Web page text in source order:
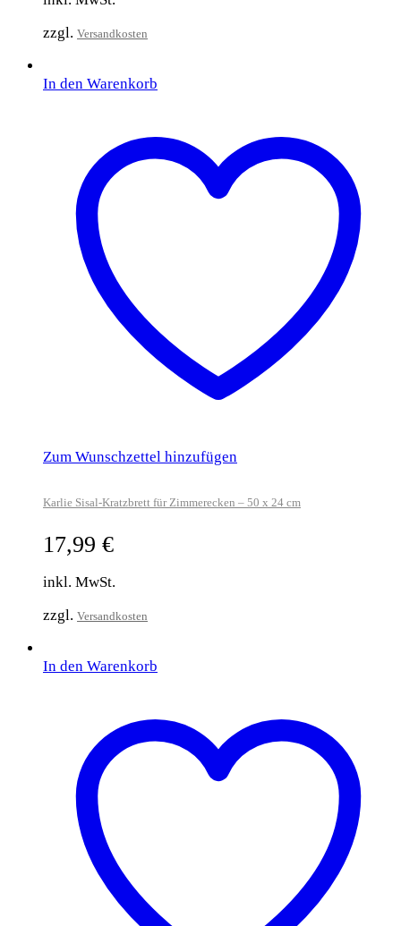
zzgl. Versandkosten
In den Warenkorb
Zum Wunschzettel hinzufügen
Karlie Sisal-Kratzbrett für Zimmerecken – 50 x 24 cm
17,99 €
inkl. MwSt.
zzgl. Versandkosten
In den Warenkorb